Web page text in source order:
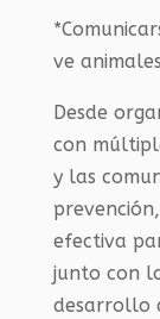
ve
Desde
con
y las
efectiva
junto con
desarrollo